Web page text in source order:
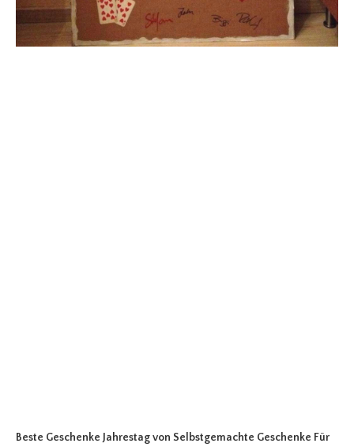
Beste Geschenke Jahrestagvon Selbstgemachte Geschenke Für